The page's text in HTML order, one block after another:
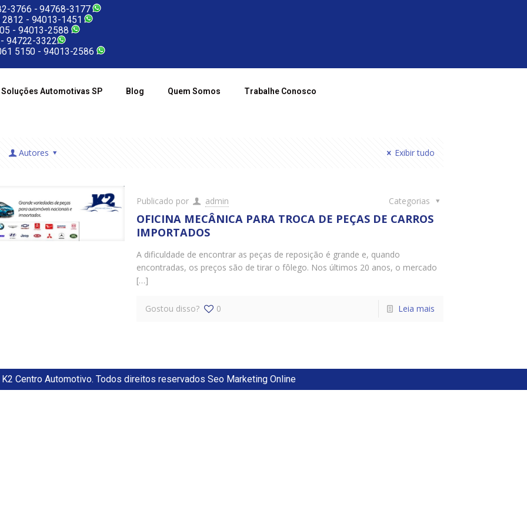
3766 -94768-3177
- 94013-1451
- 94013-2588
94722-3322
5150 -94013-2586
Soluções Automotivas SP Blog Quem Somos Trabalhe Conosco
Autores Exibir tudo
Publicado por admin Categorias
OFICINA MECÂNICA PARA TROCA DE PEÇAS DE CARROS
IMPORTADOS
A dificuldade de encontrar as peças de reposição é grande e, quando
encontradas, os preços são de tirar o fôlego. Nos últimos 20 anos, o mercado
[…]
Gostou disso? 0 Leia mais
Centro Automotivo. Todos direitos reservados Seo Marketing Online